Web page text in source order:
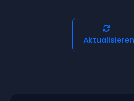
Aktualisieren